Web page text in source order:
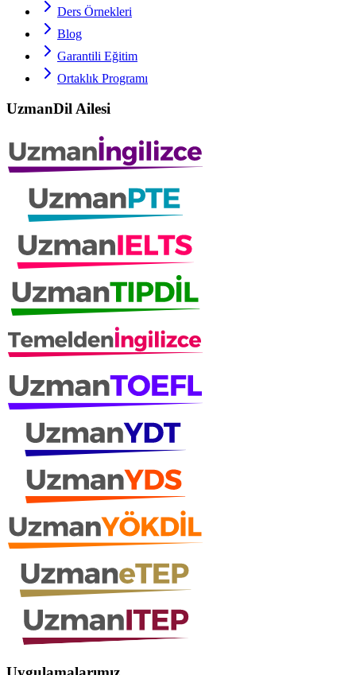
Ders Örnekleri
Blog
Garantili Eğitim
Ortaklık Programı
UzmanDil Ailesi